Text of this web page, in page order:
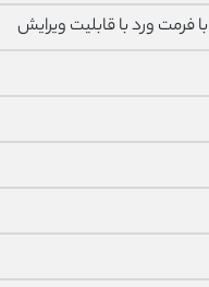
ورد با قابلیت ویرایش